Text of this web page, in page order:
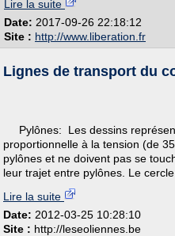
Lire la suite
Date: 2017-09-26 22:18:12
Site : http://www.liberation.fr
Lignes de transport du
Pylônes: Les dessins
proportionnelle à la tension (de
pylônes et ne doivent pas se
leur trajet entre pylônes. Le
Lire la suite
Date: 2012-03-25 10:28:10
Site : http://leseoliennes.be